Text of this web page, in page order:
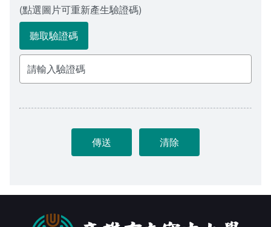
(點選圖片可重新產生驗證碼)
聽取驗證碼